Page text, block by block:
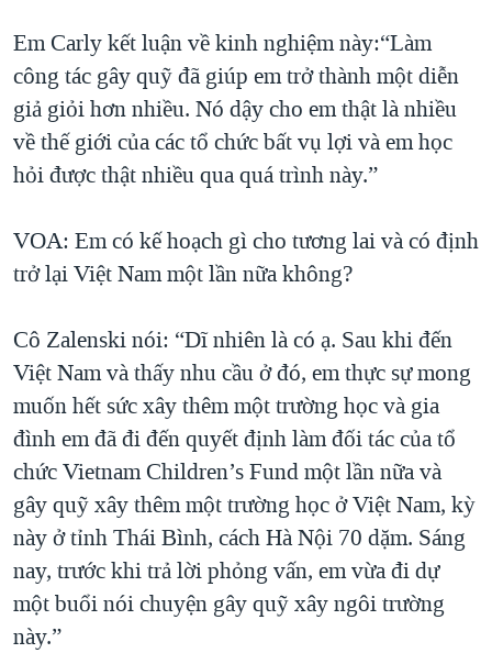
Em Carly kết luận về kinh nghiệm này:“Làm
công tác gây quỹ đã giúp em trở thành một diễn
giả giỏi hơn nhiều. Nó dậy cho em thật là nhiều
về thế giới của các tổ chức bất vụ lợi và em học
hỏi được thật nhiều qua quá trình này.”
VOA: Em có kế hoạch gì cho tương lai và có định
trở lại Việt Nam một lần nữa không?
Cô Zalenski nói: “Dĩ nhiên là có ạ. Sau khi đến
Việt Nam và thấy nhu cầu ở đó, em thực sự mong
muốn hết sức xây thêm một trường học và gia
đình em đã đi đến quyết định làm đối tác của tổ
chức Vietnam Children’s Fund một lần nữa và
gây quỹ xây thêm một trường học ở Việt Nam, kỳ
này ở tỉnh Thái Bình, cách Hà Nội 70 dặm. Sáng
nay, trước khi trả lời phỏng vấn, em vừa đi dự
một buổi nói chuyện gây quỹ xây ngôi trường
này.”